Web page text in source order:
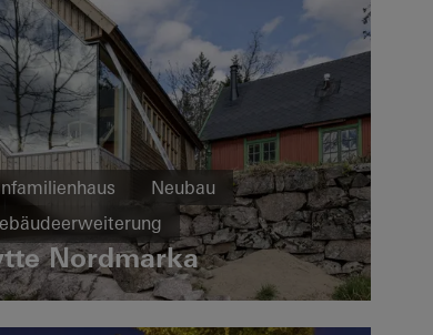
Neubau
und Ästhetik
Architektur
Fassaden Norwegen
Nordmarka